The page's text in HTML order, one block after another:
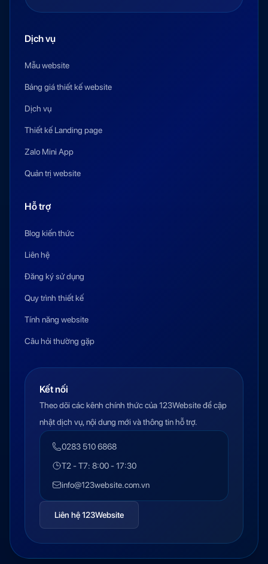
Dịch vụ
Mẫu website
Bảng giá thiết kế website
Dịch vụ
Thiết kế Landing page
Zalo Mini App
Quản trị website
Hỗ trợ
Blog kiến thức
Liên hệ
Đăng ký sử dụng
Quy trình thiết kế
Tính năng website
Câu hỏi thường gặp
Kết nối
Theo dõi các kênh chính thức của 123Website để cập
nhật dịch vụ, nội dung mới và thông tin hỗ trợ.
0283 510 6868
T2 - T7: 8:00 - 17:30
info@123website.com.vn
Liên hệ 123Website